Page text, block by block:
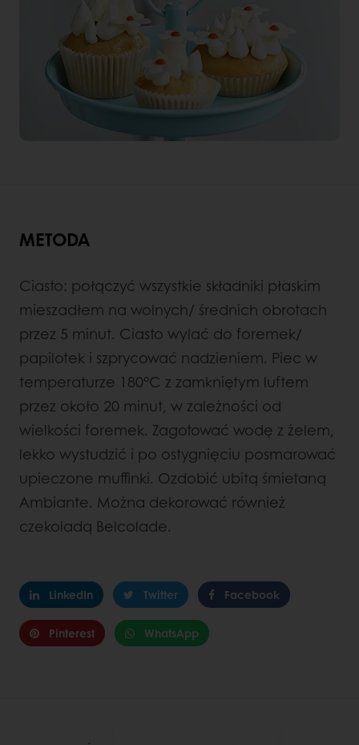
METODA
Ciasto: połączyć wszystkie składniki płaskim
mieszadłem na wolnych/ średnich obrotach
przez 5 minut. Ciasto wylać do foremek/
papilotek i szprycować nadzieniem. Piec w
temperaturze 180°C z zamkniętym luftem
przez około 20 minut, w zależności od
wielkości foremek. Zagotować wodę z żelem,
lekko wystudzić i po ostygnięciu posmarować
upieczone muffinki. Ozdobić ubitą śmietaną
Ambiante. Można dekorować również
czekoladą Belcolade.
LinkedIn Twitter Facebook
Pinterest WhatsApp